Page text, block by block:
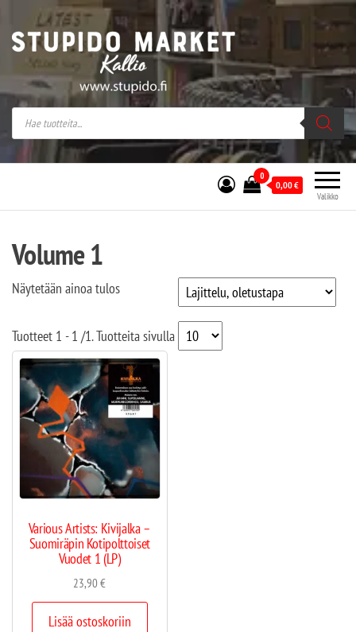
Stupido Market – verkossa ja kivijalassa
Stupido Market on vaihtoehtomusaan
erikoistunut verkko- sekä
kivijalkakauppa Helsingissä Kallion
sydämessä.
Valikko
0
0,00€
Volume 1
Näytetään ainoa tulos
Tuotteet 1 - 1 /1. Tuotteita sivulla
Various Artists: Kivijalka –
Suomiräpin Kotipolttoiset
Vuodet 1 (LP)
23,90€
Lisää ostoskoriin